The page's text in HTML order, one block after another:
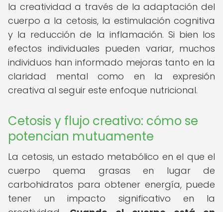
la creatividad a través de la adaptación del
cuerpo a la cetosis, la estimulación cognitiva
y la reducción de la inflamación. Si bien los
efectos individuales pueden variar, muchos
individuos han informado mejoras tanto en la
claridad mental como en la expresión
creativa al seguir este enfoque nutricional.
Cetosis y flujo creativo: cómo se
potencian mutuamente
La cetosis, un estado metabólico en el que el
cuerpo quema grasas en lugar de
carbohidratos para obtener energía, puede
tener un impacto significativo en la